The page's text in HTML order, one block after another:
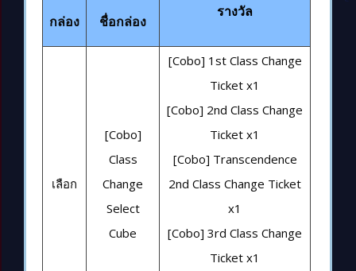
กล่อง ชื่อกล่อง
รางวัล
เลือก
[Cobo]
Class
Change
Select
Cube
[Cobo] 1st Class Change
Ticket x1
[Cobo] 2nd Class Change
Ticket x1
[Cobo] Transcendence
2nd Class Change Ticket
x1
[Cobo] 3rd Class Change
Ticket x1